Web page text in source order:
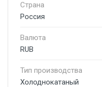
Страна
Россия
Валюта
RUB
Тип производства
Холоднокатаный